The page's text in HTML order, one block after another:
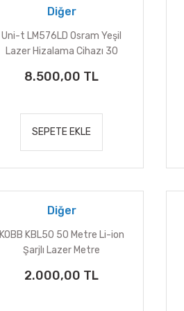
Diğer
Uni-t LM576LD Osram Yeşil
Lazer Hizalama Cihazı 30
8.500,00 TL
SEPETE EKLE
Diğer
KOBB KBL50 50 Metre Li-ion
Şarjlı Lazer Metre
2.000,00 TL